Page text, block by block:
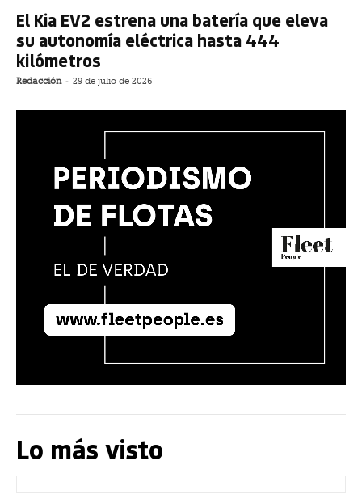
El Kia EV2 estrena una batería que eleva
su autonomía eléctrica hasta 444
kilómetros
Redacción - 29 de julio de 2026
Lo más visto